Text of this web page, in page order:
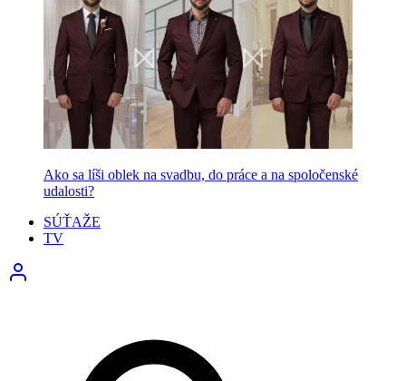
Ako sa líši oblek na svadbu, do práce a na spoločenské
udalosti?
SÚŤAŽE
TV